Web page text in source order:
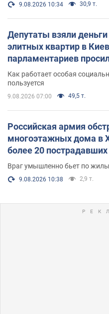
9.08.2026 10:34 30,9 т.
Депутаты взяли
элитных квартир в
парламентариев
поселился
Как работает особая
пользуется
9.08.2026 07:00 49,5 т.
Российская армия
многоэтажных дома в
более 20 пострадавших
Враг умышленно бьет по
9.08.2026 10:38 2,9 т.